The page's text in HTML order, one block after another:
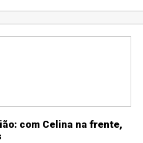
com Celina na frente,